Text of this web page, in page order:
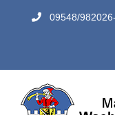
09548/